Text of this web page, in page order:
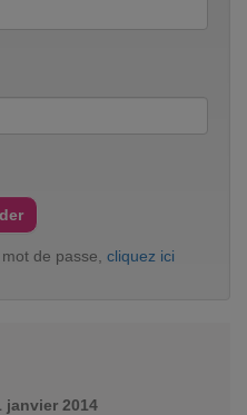
de passe, cliquez ici
janvier 2014